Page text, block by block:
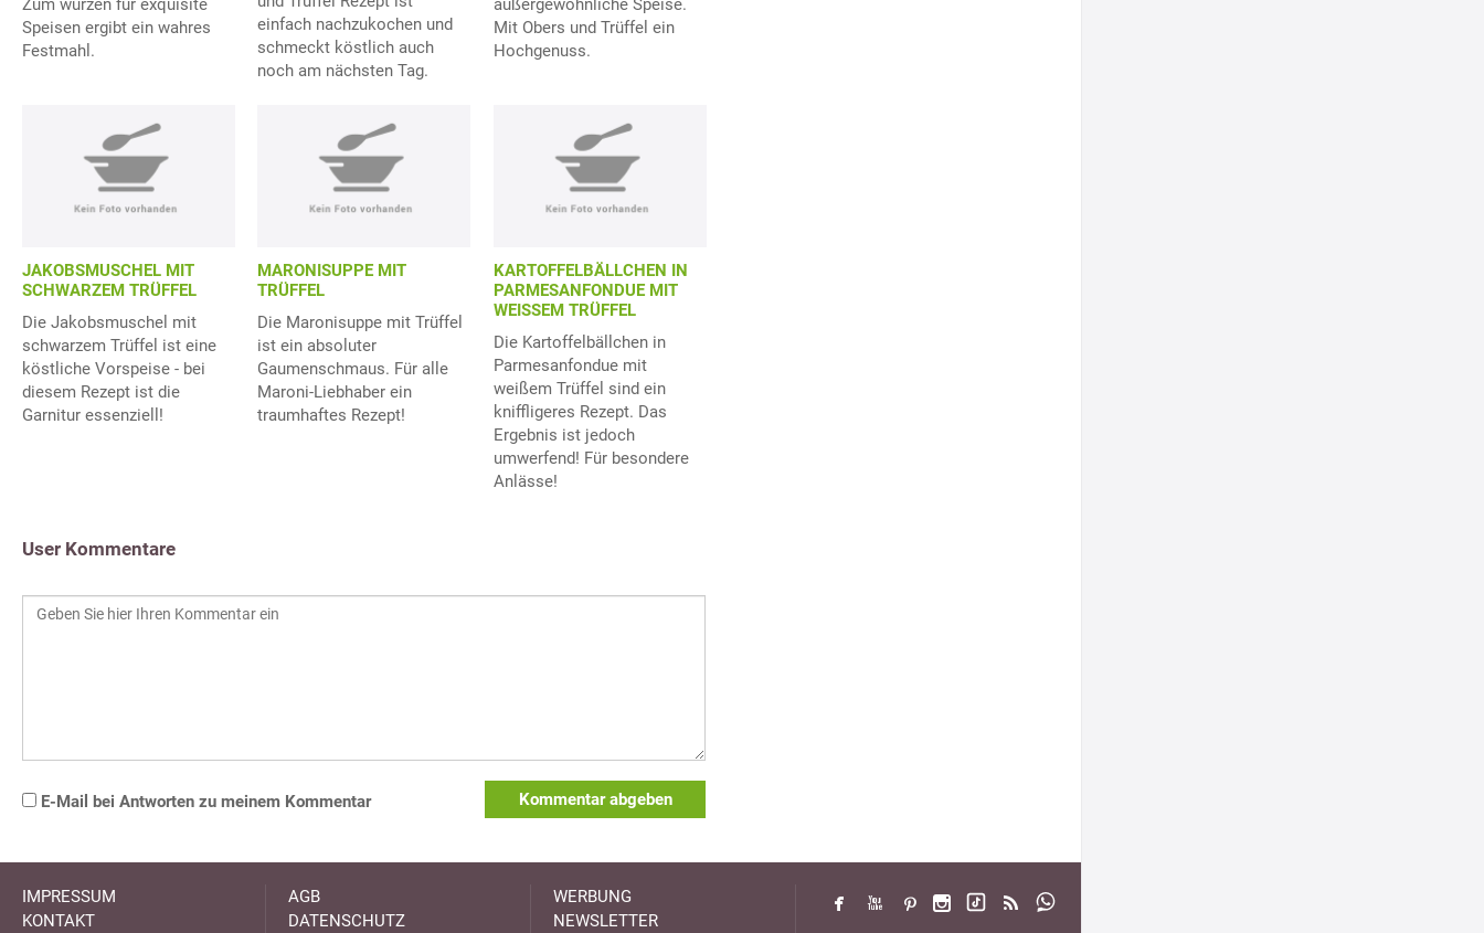
Zum würzen für exquisite
Speisen ergibt ein wahres
Festmahl.
einfach nachzukochen und
schmeckt köstlich auch
noch am nächsten Tag.
außergewöhnliche Speise.
Mit Obers und Trüffel ein
Hochgenuss.
JAKOBSMUSCHEL MIT
SCHWARZEM TRÜFFEL
Die Jakobsmuschel mit
schwarzem Trüffel ist eine
köstliche Vorspeise - bei
diesem Rezept ist die
Garnitur essenziell!
MARONISUPPE MIT
TRÜFFEL
Die Maronisuppe mit Trüffel
ist ein absoluter
Gaumenschmaus. Für alle
Maroni-Liebhaber ein
traumhaftes Rezept!
KARTOFFELBÄLLCHEN IN
PARMESANFONDUE MIT
WEISSEM TRÜFFEL
Die Kartoffelbällchen in
Parmesanfondue mit
weißem Trüffel sind ein
kniffligeres Rezept. Das
Ergebnis ist jedoch
umwerfend! Für besondere
Anlässe!
User Kommentare
E-Mail bei Antworten zu meinem Kommentar Kommentar abgeben
IMPRESSUM
KONTAKT
AGB
DATENSCHUTZ
WERBUNG
NEWSLETTER